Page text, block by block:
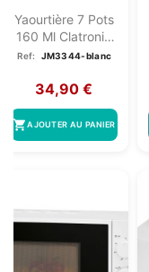
Yaourtière 7 Pots
160 Ml Clatronic
JM 3344 Blanc
Ref: JM3344-blanc
34,90 €
shopping_cartAJOUTER AU PANIER